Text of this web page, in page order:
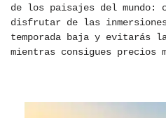
de los paisajes del mundo:
disfrutar de las
temporada baja y evitarás
mientras consigues precios